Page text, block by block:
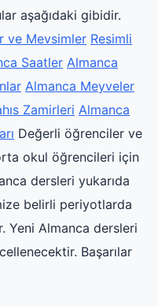
aşağıdaki gibidir.
ve Mevsimler Resimli
Saatler Almanca
Almanca Meyveler
Zamirleri Almanca
Değerli öğrenciler ve
okul öğrencileri için
dersleri yukarıda
belirli periyotlarda
Yeni Almanca dersleri
Başarılar